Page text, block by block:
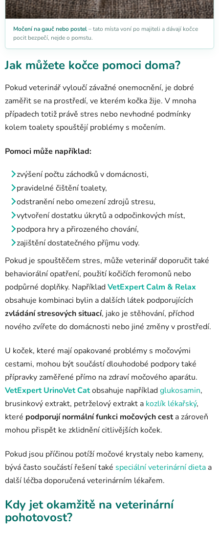
Močení na gauč nebo postel– tato místa voní po majiteli a dávají kočce
pocit bezpečí, nejde o pomstu.
Jak můžete kočce pomoci doma?
Pokud veterinář vyloučí závažné onemocnění, je dobré
zaměřit se na prostředí, ve kterém kočka žije. V mnoha
případech totiž právě stres nebo nevhodné podmínky
kolem toalety spouštějí problémy s močením.
Pomoci může například:
zvýšení počtu záchodků v domácnosti,
pravidelné čištění toalety,
odstranění nebo omezení zdrojů stresu,
vytvoření dostatku úkrytů a odpočinkových míst,
podpora hry a přirozeného chování,
zajištění dostatečného příjmu vody.
Pokud je spouštěčem stres, může veterinář doporučit také
behaviorální opatření, použití kočičích feromonů nebo
podpůrné doplňky. NapříkladVetExpert Calm & Relax
obsahuje kombinaci bylin a dalších látek podporujících
zvládání stresových situací, jako je stěhování, příchod
nového zvířete do domácnosti nebo jiné změny v prostředí.
U koček, které mají opakované problémy s močovými
cestami, mohou být součástí dlouhodobé podpory také
přípravky zaměřené přímo na zdraví močového aparátu.
VetExpert UrinoVet Catobsahuje napříkladglukosamin,
brusinkový extrakt, petrželový extrakt a kozlík lékařský,
které podporují normální funkci močových cesta zároveň
mohou přispět ke zklidnění citlivějších koček.
Pokud jsou příčinou potíží močové krystaly nebo kameny,
bývá často součástí řešení také speciální veterinární dieta a
další léčba doporučená veterinárním lékařem.
Kdy jet okamžitě na veterinární
pohotovost?